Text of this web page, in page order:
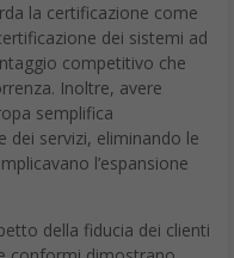
la certificazione come
dei sistemi ad
competitivo che
Inoltre, avere
semplifica
dei servizi, eliminando le
l’espansione
della fiducia dei clienti